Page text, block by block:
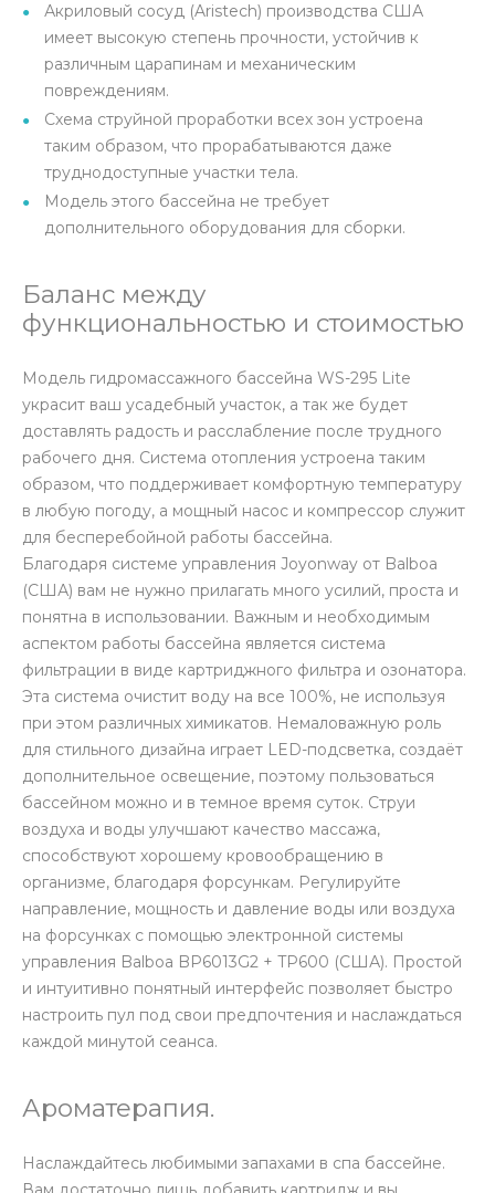
Акриловый сосуд (Aristech) производства США
имеет высокую степень прочности, устойчив к
различным царапинам и механическим
повреждениям.
Схема струйной проработки всех зон устроена
таким образом, что прорабатываются даже
труднодоступные участки тела.
Модель этого бассейна не требует
дополнительного оборудования для сборки.
Баланс между
функциональностью и стоимостью
Модель гидромассажного бассейна WS-295 Lite
украсит ваш усадебный участок, а так же будет
доставлять радость и расслабление после трудного
рабочего дня. Система отопления устроена таким
образом, что поддерживает комфортную температуру
в любую погоду, а мощный насос и компрессор служит
для бесперебойной работы бассейна.
Благодаря системе управления Joyonway от Balboa
(США) вам не нужно прилагать много усилий, проста и
понятна в использовании. Важным и необходимым
аспектом работы бассейна является система
фильтрации в виде картриджного фильтра и озонатора.
Эта система очистит воду на все 100%, не используя
при этом различных химикатов. Немаловажную роль
для стильного дизайна играет LED-подсветка, создаёт
дополнительное освещение, поэтому пользоваться
бассейном можно и в темное время суток. Струи
воздуха и воды улучшают качество массажа,
способствуют хорошему кровообращению в
организме, благодаря форсункам. Регулируйте
направление, мощность и давление воды или воздуха
на форсунках с помощью электронной системы
управления Balboa BP6013G2 + TP600 (США). Простой
и интуитивно понятный интерфейс позволяет быстро
настроить пул под свои предпочтения и наслаждаться
каждой минутой сеанса.
Ароматерапия.
Наслаждайтесь любимыми запахами в спа бассейне.